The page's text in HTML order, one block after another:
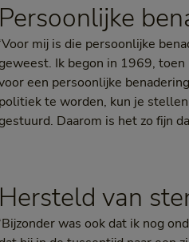
Persoonlijke
‘Voor mij is die persoonlijke
Ik begon in 1969, toen
een persoonlijke
politiek te worden, kun je
Daarom is het zo fijn
Hersteld van
‘Bijzonder was ook dat ik nog